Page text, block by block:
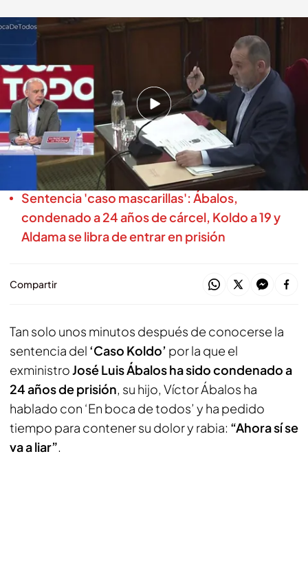
Imagen de José Luis Ábalos declarando ante el juez del 'Caso Koldo'
cuatro.com
En boca de todos
22 JUN 2026 - 12:51h.
El hijo de José Luis Ábalos pide tiempo a Nacho
Abad para tranquilizarse antes de entrar en
directo en ‘En boca de todos’
Sentencia 'caso mascarillas': Ábalos,
condenado a 24 años de cárcel, Koldo a 19 y
Aldama se libra de entrar en prisión
Compartir
Tan solo unos minutos después de conocerse la
sentencia del ‘Caso Koldo’ por la que el
exministroJosé Luis Ábalos ha sido condenado a
24 años de prisión, su hijo, Víctor Ábalos ha
hablado con ‘En boca de todos’ y ha pedido
tiempo para contener su dolor y rabia: “Ahora sí se
va a liar”.